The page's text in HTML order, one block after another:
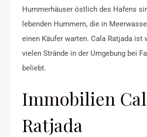
Hummerhäuser östlich des Hafens
lebenden Hummern, die in
einen Käufer warten. Cala Ratjada ist
vielen Strände in der Umgebung bei
beliebt.
Immobilien
Ratjada